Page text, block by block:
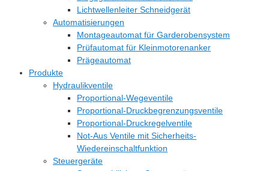
Lichtwellenleiter Schneidgerät
Automatisierungen
Montageautomat für Garderobensystem
Prüfautomat für Kleinmotorenanker
Prägeautomat
Produkte
Hydraulikventile
Proportional-Wegeventile
Proportional-Druckbegrenzungsventile
Proportional-Druckregelventile
Not-Aus Ventile mit Sicherheits-
Wiedereinschaltfunktion
Steuergeräte